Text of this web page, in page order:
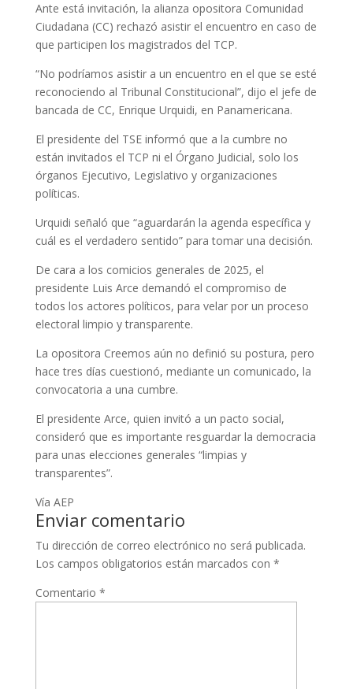
Ante está invitación, la alianza opositora Comunidad
Ciudadana (CC) rechazó asistir el encuentro en caso de
que participen los magistrados del TCP.
“No podríamos asistir a un encuentro en el que se esté
reconociendo al Tribunal Constitucional”, dijo el jefe de
bancada de CC, Enrique Urquidi, en Panamericana.
El presidente del TSE informó que a la cumbre no
están invitados el TCP ni el Órgano Judicial, solo los
órganos Ejecutivo, Legislativo y organizaciones
políticas.
Urquidi señaló que “aguardarán la agenda específica y
cuál es el verdadero sentido” para tomar una decisión.
De cara a los comicios generales de 2025, el
presidente Luis Arce demandó el compromiso de
todos los actores políticos, para velar por un proceso
electoral limpio y transparente.
La opositora Creemos aún no definió su postura, pero
hace tres días cuestionó, mediante un comunicado, la
convocatoria a una cumbre.
El presidente Arce, quien invitó a un pacto social,
consideró que es importante resguardar la democracia
para unas elecciones generales “limpias y
transparentes”.
Vía AEP
Enviar comentario
Tu dirección de correo electrónico no será publicada.
Los campos obligatorios están marcados con *
Comentario *